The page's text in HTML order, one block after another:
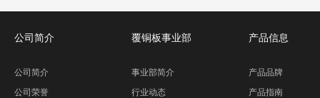
公司简介
公司简介
公司荣誉
覆铜板事业部
事业部简介
行业动态
产品信息
产品品牌
产品指南